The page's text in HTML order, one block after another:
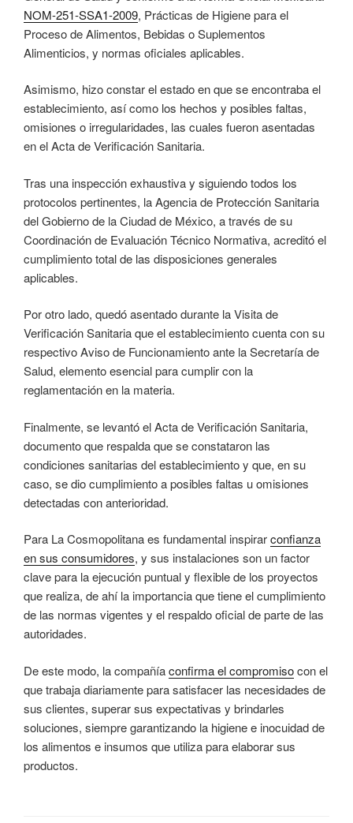
NOM-251-SSA1-2009, Prácticas de Higiene para el
Proceso de Alimentos, Bebidas o Suplementos
Alimenticios, y normas oficiales aplicables.
Asimismo, hizo constar el estado en que se encontraba el
establecimiento, así como los hechos y posibles faltas,
omisiones o irregularidades, las cuales fueron asentadas
en el Acta de Verificación Sanitaria.
Tras una inspección exhaustiva y siguiendo todos los
protocolos pertinentes, la Agencia de Protección Sanitaria
del Gobierno de la Ciudad de México, a través de su
Coordinación de Evaluación Técnico Normativa, acreditó el
cumplimiento total de las disposiciones generales
aplicables.
Por otro lado, quedó asentado durante la Visita de
Verificación Sanitaria que el establecimiento cuenta con su
respectivo Aviso de Funcionamiento ante la Secretaría de
Salud, elemento esencial para cumplir con la
reglamentación en la materia.
Finalmente, se levantó el Acta de Verificación Sanitaria,
documento que respalda que se constataron las
condiciones sanitarias del establecimiento y que, en su
caso, se dio cumplimiento a posibles faltas u omisiones
detectadas con anterioridad.
Para La Cosmopolitana es fundamental inspirarconfianza
en sus consumidores, y sus instalaciones son un factor
clave para la ejecución puntual y flexible de los proyectos
que realiza, de ahí la importancia que tiene el cumplimiento
de las normas vigentes y el respaldo oficial de parte de las
autoridades.
De este modo, la compañíaconfirma el compromisocon el
que trabaja diariamente para satisfacer las necesidades de
sus clientes, superar sus expectativas y brindarles
soluciones, siempre garantizando la higiene e inocuidad de
los alimentos e insumos que utiliza para elaborar sus
productos.